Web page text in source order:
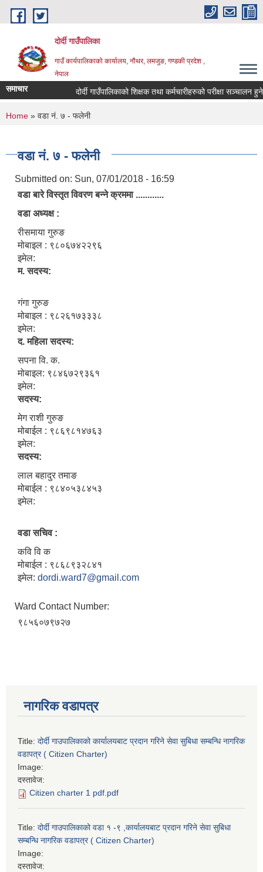
Skip to main content
दोर्दी गाउँपालिका
गाउँ कार्यपालिकाको कार्यालय, नौथर, लमजुङ, गण्डकी प्रदेश ,
नेपाल
समाचार दोर्दी गाउँपालिकाको शिक्षक तथा कर्मचारीहरुको परीक्षा सञ्चालन
You are here
Home » वडा नं. ७ - फलेनी
वडा नं. ७ - फलेनी
Submitted on: Sun, 07/01/2018 - 16:59
वडा बारे विस्तृत विवरण बन्ने क्रममा ............
वडा अध्यक्ष :
रीसमाया गुरुङ
मोबाइल : ९८०६७४२२९६
इमेल:
म. सदस्य:
गंगा गुरुङ
मोबाइल : ९८२६१७३३३८
इमेल:
द. महिला सदस्य:
सपना वि. क.
मोबाइल: ९८४६७२९३६१
इमेल:
सदस्य:
मेग राशी गुरुङ
मोबाईल : ९८६९८१४७६३
इमेल:
सदस्य:
लाल बहादुर तमाङ
मोबाईल : ९८४०५३८४५३
इमेल:
वडा सचिव :
कवि वि क
मोबाईल : ९८६८९३२८४१
इमेल: dordi.ward7@gmail.com
Ward Contact Number:
९८५६०७९७२७
नागरिक वडापत्र
Title: दोर्दी गाउपालिकाको कार्यालयबाट प्रदान गरिने सेवा सुबिधा सम्बन्धि नागरिक
वडापत्र ( Citizen Charter)
Image:
दस्तावेज:
Citizen charter 1 pdf.pdf
Title: दोर्दी गाउपालिकाको वडा १ -९ ,कार्यालयबाट प्रदान गरिने सेवा सुबिधा
सम्बन्धि नागरिक वडापत्र ( Citizen Charter)
Image:
दस्तावेज: